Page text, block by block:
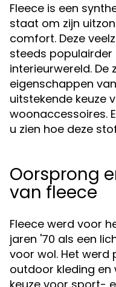
Fleece is een
staat om zijn
comfort. Deze
steeds
interieurwereld. De
eigenschappen
uitstekende keuze
woonaccessoires.
u zien hoe deze
Oorsprong
van fleece
Fleece werd voor
jaren '70 als een
voor wol. Het werd
outdoor kleding en